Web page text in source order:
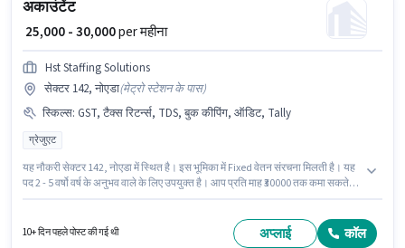
अकाउंटेंट
₹ 25,000 - 30,000per महीना
Hst Staffing Solutions
सेक्टर 142, नोएडा(मेट्रो स्टेशन के पास)
स्किल्स: GST, टैक्स रिटर्न्स, TDS, बुक कीपिंग, ऑडिट, Tally
ग्रेजुएट
यह नौकरी सेक्टर 142, नोएडा में स्थित है। इस भूमिका में Fixed वेतन संरचना मिलती है। यह
पद 2 - 5 वर्षो वर्ष के अनुभव वाले के लिए उपयुक्त है। आप प्रति माह ₹30000 तक कमा सकते
अनिवार्य है। Hst Staffing Solutions में अकाउंटेंट श्रेणी में अकाउंटेंट के रूप में जुड़ें।
10+ दिन पहले पोस्ट की गई थी अप्लाई कॉल